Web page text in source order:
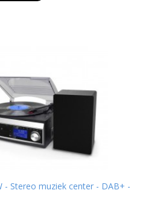
- Stereo muziek center - DAB+ -